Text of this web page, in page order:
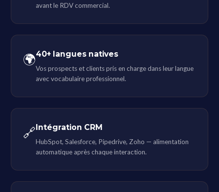
avant le RDV commercial.
🌍40+ langues natives
Vos prospects et clients pris en charge dans leur langue
avec vocabulaire professionnel.
🔗Intégration CRM
HubSpot, Salesforce, Pipedrive, Zoho — alimentation
automatique après chaque interaction.